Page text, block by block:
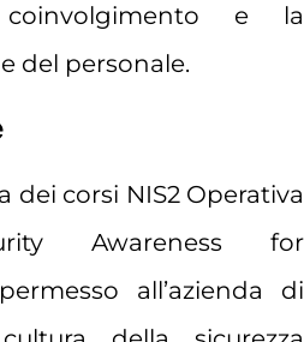
e la
del personale.
dei corsi NIS2 Operativa
Awareness for
all’azienda di